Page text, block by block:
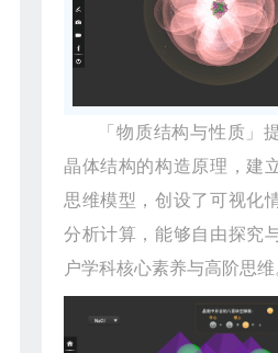
「物质结构与性质」
晶体结构的构造原理，建
思维模型，创设了可视化
分析计算，能够自由探究
户学科核心素养与高阶思维